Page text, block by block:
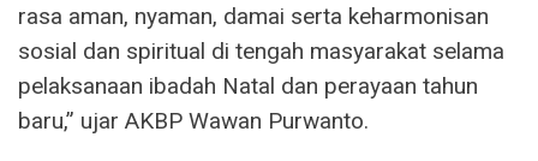
rasa aman, nyaman, damai serta keharmonisan
sosial dan spiritual di tengah masyarakat selama
pelaksanaan ibadah Natal dan perayaan tahun
baru,” ujar AKBP Wawan Purwanto.